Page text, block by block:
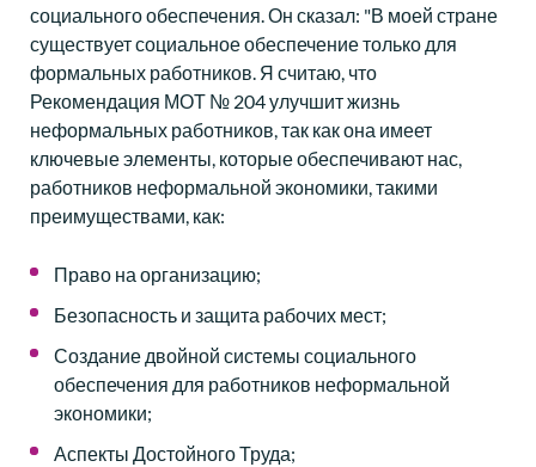
социального обеспечения. Он сказал: "В моей стране
существует социальное обеспечение только для
формальных работников. Я считаю, что
Рекомендация МОТ № 204 улучшит жизнь
неформальных работников, так как она имеет
ключевые элементы, которые обеспечивают нас,
работников неформальной экономики, такими
преимуществами, как:
Право на организацию;
Безопасность и защита рабочих мест;
Создание двойной системы социального
обеспечения для работников неформальной
экономики;
Аспекты Достойного Труда;